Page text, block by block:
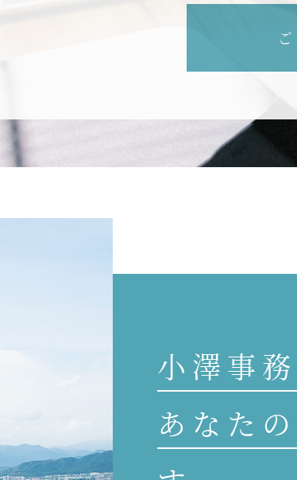
小澤事
あなた